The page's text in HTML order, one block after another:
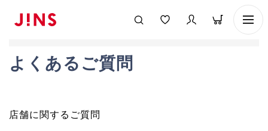
よくあるご質問
店舗に関するご質問